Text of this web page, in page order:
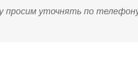
уточнять по